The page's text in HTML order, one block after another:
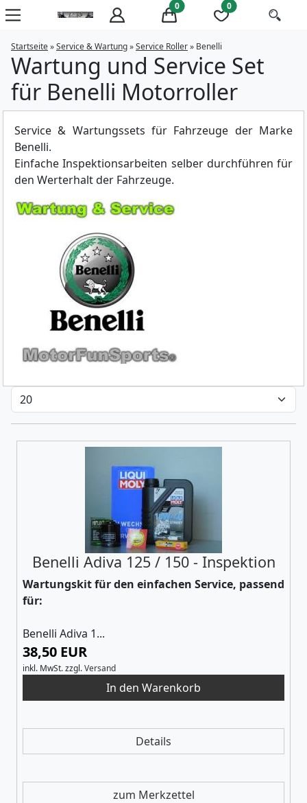
0 0
Startseite»Service & Wartung»Service Roller» Benelli
Wartung und Service Set
für Benelli Motorroller
Service & Wartungssets für Fahrzeuge der Marke
Benelli.
Einfache Inspektionsarbeiten selber durchführen für
den Werterhalt der Fahrzeuge.
Benelli Adiva 125 / 150 - Inspektion
Wartungskit für den einfachen Service, passend
für:
Benelli Adiva 1...
38,50 EUR
inkl. MwSt.zzgl.Versand
Details
zum Merkzettel